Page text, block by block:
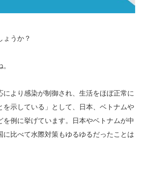
ょうか？
により感染が制御され、生活をほぼ正常に
を示している」として、日本、ベトナムや
を例に挙げています。日本やベトナムが中
に比べて水際対策もゆるゆるだったことは